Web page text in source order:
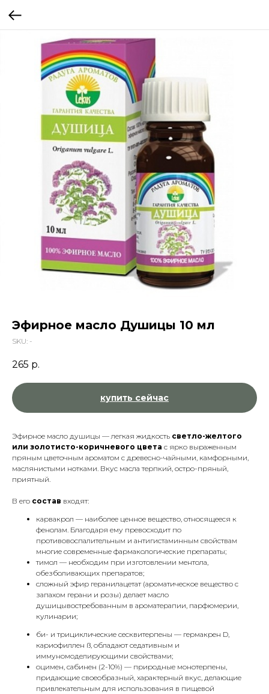
Эфирное масло Душицы 10 мл
SKU: -
265 р.
купить сейчас
Эфирное масло душицы — легкая жидкость светло-желтого
или золотисто-коричневого цвета с ярко выраженным
пряным цветочным ароматом с древесно-чайными, камфорными,
маслянистыми нотками. Вкус масла терпкий, остро-пряный,
приятный.
В его состав входят:
карвакрол — наиболее ценное вещество, относящееся к
фенолам. Благодаря ему превосходит по
противовоспалительным и антигистаминным свойствам
многие современные фармакологические препараты;
тимол — необходим при изготовлении ментола,
обезболивающих препаратов;
сложный эфир геранилацетат (ароматическое вещество с
запахом герани и розы) делает масло
душицывостребованным в ароматерапии, парфюмерии,
кулинарии;
би- и трициклические сесквитерпены — гермакрен D,
кариофиллен ß, обладают седативным и
иммуномоделирующими свойствами;
оцимен, сабинен (2-10%) — природные монотерпены,
придающие своеобразный, характерный вкус, делающие
привлекательным для использования в пищевой